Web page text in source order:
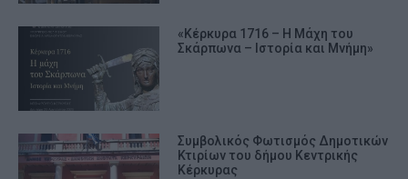
«Κέρκυρα 1716 – Η Μάχη του
Σκάρπωνα – Ιστορία και Μνήμη»
Συμβολικός Φωτισμός Δημοτικών
Κτιρίων του δήμου Κεντρικής
Κέρκυρας